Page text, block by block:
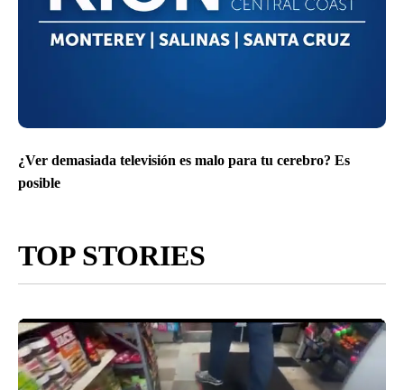
¿Ver demasiada televisión es malo para tu cerebro? Es
posible
TOP STORIES